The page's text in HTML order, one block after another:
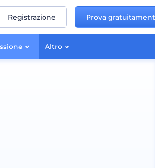
Altro
Registrazione Prova